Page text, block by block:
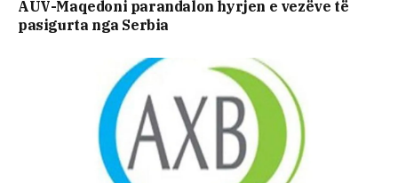
AUV-Maqedoni parandalon hyrjen e vezëve të
pasigurta nga Serbia